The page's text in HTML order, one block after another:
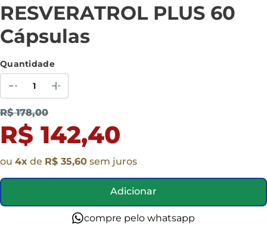
RESVERATROL PLUS 60
Cápsulas
Quantidade
R$ 178,00
R$ 142,40
ou 4x de R$ 35,60 sem juros
Adicionar
compre pelo whatsapp